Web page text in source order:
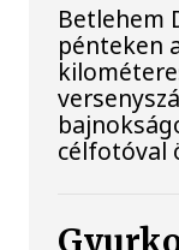
Betlehem
pénteken
célfotóval